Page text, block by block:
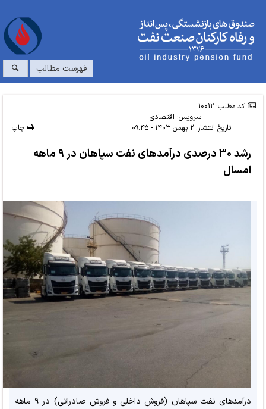
فهرست مطالب
کد مطلب: 10012
سرویس: اقتصادی
تاریخ انتشار:۲ بهمن ۱۴۰۳ - ۰۹:۴۵ چاپ
رشد ۳۰ درصدی درآمدهای نفت سپاهان در ۹ ماهه
امسال
درآمدهای نفت سپاهان (فروش داخلی و فروش صادراتی) در ۹ ماهه